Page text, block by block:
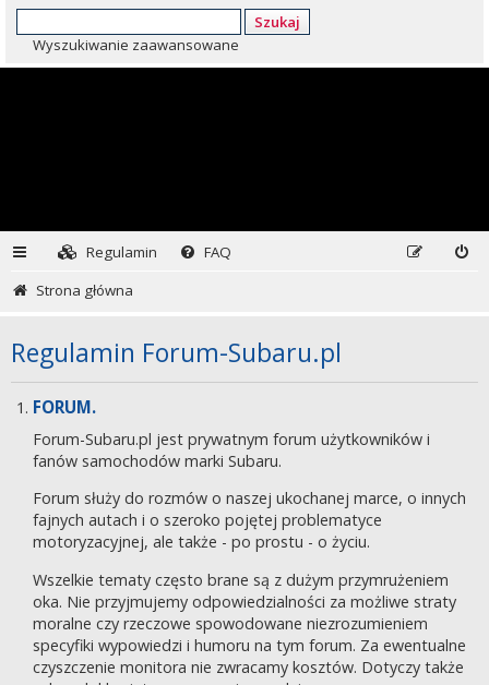
Szukaj
Wyszukiwanie zaawansowane
Regulamin
FAQ
Strona główna
Regulamin Forum-Subaru.pl
FORUM.
Forum-Subaru.pl jest prywatnym forum użytkowników i
fanów samochodów marki Subaru.
Forum służy do rozmów o naszej ukochanej marce, o innych
fajnych autach i o szeroko pojętej problematyce
motoryzacyjnej, ale także - po prostu - o życiu.
Wszelkie tematy często brane są z dużym przymrużeniem
oka. Nie przyjmujemy odpowiedzialności za możliwe straty
moralne czy rzeczowe spowodowane niezrozumieniem
specyfiki wypowiedzi i humoru na tym forum. Za ewentualne
czyszczenie monitora nie zwracamy kosztów. Dotyczy także